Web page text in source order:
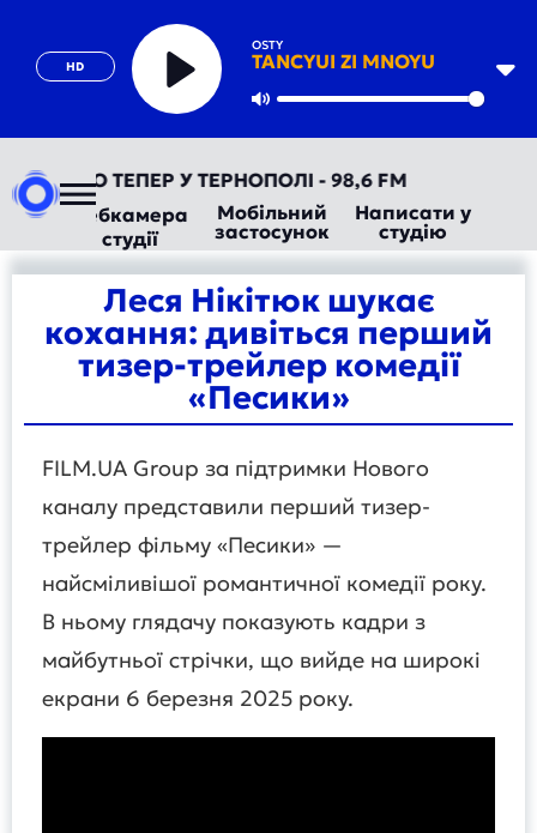
HD
OSTY
TANCYUI ZI MNOYU
Play
ТЕПЕР У ТЕРНОПОЛІ - 98,6 FM
Вебкамера
студії
Мобільний
застосунок
Написати у
студію
Леся Нікітюк шукає
кохання: дивіться перший
тизер-трейлер комедії
«Песики»
FILM.UA Group за підтримки Нового
каналу представили перший тизер-
трейлер фільму «Песики» —
найсміливішої романтичної комедії року.
В ньому глядачу показують кадри з
майбутньої стрічки, що вийде на широкі
екрани 6 березня 2025 року.